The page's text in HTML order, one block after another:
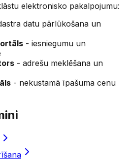
elektronisko pakalpojumu:
datu pārlūkošana un
- iesniegumu un
- adrešu meklēšana un
- nekustamā īpašuma cenu